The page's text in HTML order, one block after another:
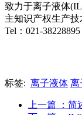
致力于离子液体
主知识产权生产技
Tel：021-38228895
标签: 离子液体 离
上一篇
：